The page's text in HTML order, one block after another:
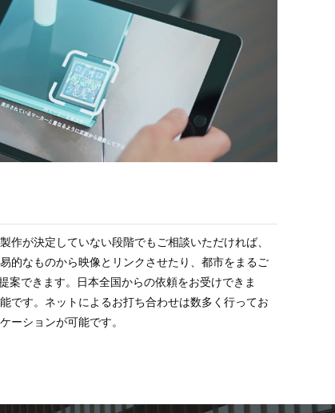
作が決定していない段階でもご相談いただければ、
的なものから映像とリンクさせたり、都市をまるご
案できます。日本全国からの依頼をお受けできま
です。ネットによるお打ち合わせは数多く行ってお
ーションが可能です。